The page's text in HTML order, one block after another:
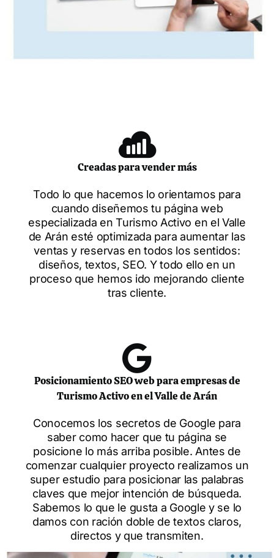
Creadas para vender más
Todo lo que hacemos lo orientamos para
cuando diseñemos tu página web
especializada en Turismo Activo en el Valle
de Arán esté optimizada para aumentar las
ventas y reservas en todos los sentidos:
diseños, textos, SEO. Y todo ello en un
proceso que hemos ido mejorando cliente
tras cliente.
Posicionamiento SEO web para empresas de
Turismo Activo en el Valle de Arán
Conocemos los secretos de Google para
saber como hacer que tu página se
posicione lo más arriba posible. Antes de
comenzar cualquier proyecto realizamos un
super estudio para posicionar las palabras
claves que mejor intención de búsqueda.
Sabemos lo que le gusta a Google y se lo
damos con ración doble de textos claros,
directos y que transmiten.